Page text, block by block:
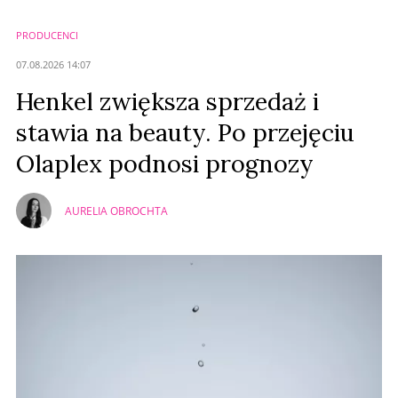
PRODUCENCI
07.08.2026 14:07
Henkel zwiększa sprzedaż i
stawia na beauty. Po przejęciu
Olaplex podnosi prognozy
AURELIA OBROCHTA